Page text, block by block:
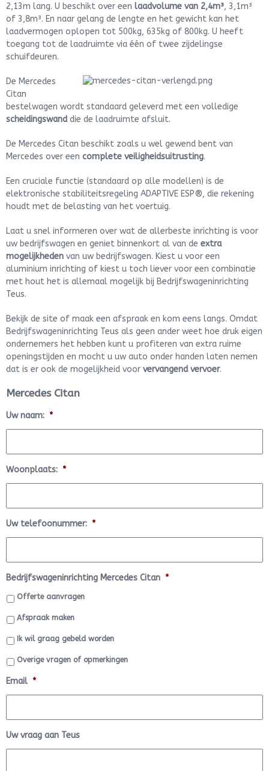
2,13m lang. U beschikt over een laadvolume van 2,4m³, 3,1m³
of 3,8m³. En naar gelang de lengte en het gewicht kan het
laadvermogen oplopen tot 500kg, 635kg of 800kg. U heeft
toegang tot de laadruimte via één of twee zijdelingse
schuifdeuren.
De Mercedes
Citan
bestelwagen wordt standaard geleverd met een volledige
scheidingswanddie de laadruimte afsluit.
De Mercedes Citan beschikt zoals u wel gewend bent van
Mercedes over een complete veiligheidsuitrusting.
Een cruciale functie (standaard op alle modellen) is de
elektronische stabiliteitsregeling ADAPTIVE ESP®, die rekening
houdt met de belasting van het voertuig.
Laat u snel informeren over wat de allerbeste inrichting is voor
uw bedrijfswagen en geniet binnenkort al van de extra
mogelijkheden van uw bedrijfswagen. Kiest u voor een
aluminium inrichting of kiest u toch liever voor een combinatie
met hout het is allemaal mogelijk bij Bedrijfswageninrichting
Teus.
Bekijk de site of maak een afspraak en kom eens langs. Omdat
Bedrijfswageninrichting Teus als geen ander weet hoe druk eigen
ondernemers het hebben kunt u profiteren van extra ruime
openingstijden en mocht u uw auto onder handen laten nemen
dat is er ook de mogelijkheid voor vervangend vervoer.
Mercedes Citan
Uw naam: *
Woonplaats: *
Uw telefoonummer: *
Bedrijfswageninrichting Mercedes Citan *
Offerte aanvragen
Afspraak maken
Ik wil graag gebeld worden
Overige vragen of opmerkingen
Email *
Uw vraag aan Teus